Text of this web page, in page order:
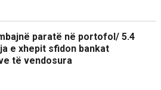
paratë në portofol/ 5.4
e xhepit sfidon bankat
të vendosura